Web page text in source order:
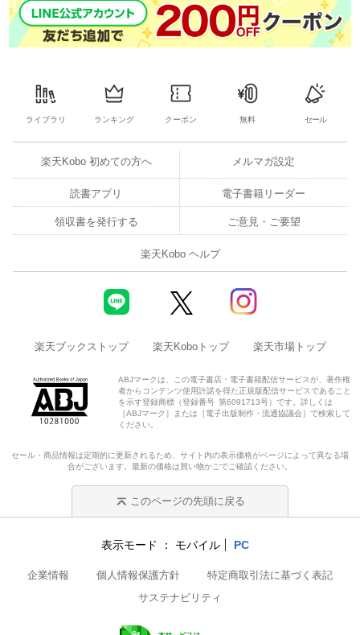
ライブラリ ランキング クーポン 無料 セール
楽天Kobo 初めての方へ メルマガ設定
読書アプリ 電子書籍リーダー
領収書を発行する ご意見・ご要望
楽天Kobo ヘルプ
楽天ブックストップ 楽天Koboトップ 楽天市場トップ
ABJマークは、この電子書店・電子書籍配信サービスが、著作権
者からコンテンツ使用許諾を得た正規版配信サービスであること
を示す登録商標（登録番号 第6091713号）です。詳しくは
［ABJマーク］または［電子出版制作・流通協議会］で検索して
ください。
セール・商品情報は定期的に更新されるため、サイト内の表示価格がページによって異なる場
合がございます。最新の価格は買い物かごでご確認ください。
このページの先頭に戻る
表示モード モバイル PC
企業情報 個人情報保護方針
特定商取引法に基づく表記
サステナビリティ